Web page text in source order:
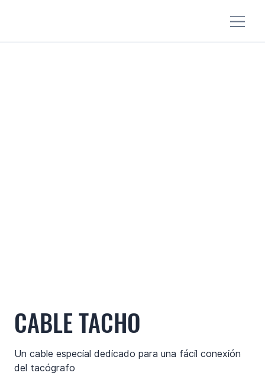
CABLE TACHO
Un cable especial dedicado para una fácil conexión
del tacógrafo